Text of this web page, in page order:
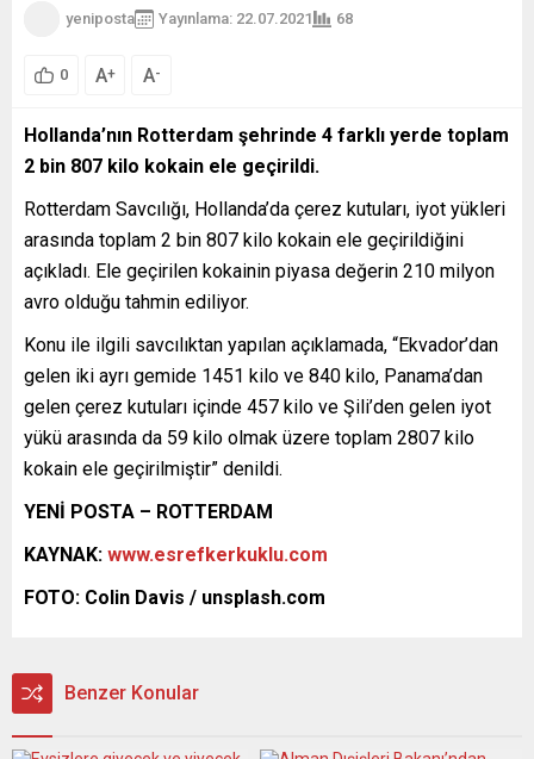
yeniposta Yayınlama: 22.07.2021 68
0 A+ A-
Hollanda’nın Rotterdam şehrinde 4 farklı yerde toplam
2 bin 807 kilo kokain ele geçirildi.
Rotterdam Savcılığı, Hollanda’da çerez kutuları, iyot yükleri
arasında toplam 2 bin 807 kilo kokain ele geçirildiğini
açıkladı. Ele geçirilen kokainin piyasa değerin 210 milyon
avro olduğu tahmin ediliyor.
Konu ile ilgili savcılıktan yapılan açıklamada, “Ekvador’dan
gelen iki ayrı gemide 1451 kilo ve 840 kilo, Panama’dan
gelen çerez kutuları içinde 457 kilo ve Şili’den gelen iyot
yükü arasında da 59 kilo olmak üzere toplam 2807 kilo
kokain ele geçirilmiştir” denildi.
YENİ POSTA – ROTTERDAM
KAYNAK: www.esrefkerkuklu.com
FOTO: Colin Davis / unsplash.com
Benzer Konular